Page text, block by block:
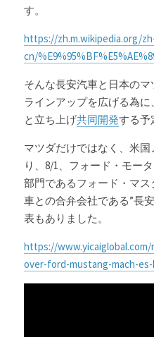
す。
https://zh.m.wikipedia.org/
cn/
そんな長安汽車と日本のマ
ラインアップを広げる為
と立ち上げ共同開発する予
マツダだけではなく、米
り、8/1、フォード・モー
部門であるフォード・マ
車との合弁会社である”長
表もありました。
https://
over-ford-mustang-mach-